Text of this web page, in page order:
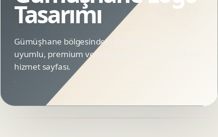
Tasarımı
Gümüşhane bölgesindeki markalar için SEO
uyumlu, premium ve animasyonlu Logo Tasarımı
hizmet sayfası.